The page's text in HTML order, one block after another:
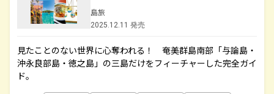
島旅
2025.12.11 発売
見たことのない世界に心奪われる！ 奄美群島南部「与論島・
沖永良部島・徳之島」の三島だけをフィーチャーした完全ガイ
ド。